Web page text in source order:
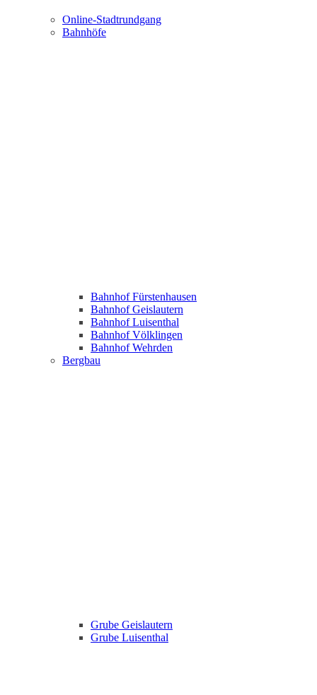
Online-Stadtrundgang
Bahnhöfe
Bahnhof Fürstenhausen
Bahnhof Geislautern
Bahnhof Luisenthal
Bahnhof Völklingen
Bahnhof Wehrden
Bergbau
Grube Geislautern
Grube Luisenthal